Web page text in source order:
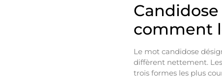
comment
Le mot candidose
diffèrent nettement.
trois formes les plus